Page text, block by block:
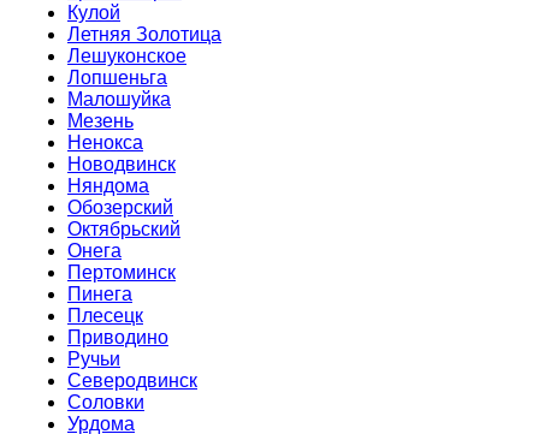
Кулой
Летняя Золотица
Лешуконское
Лопшеньга
Малошуйка
Мезень
Ненокса
Новодвинск
Няндома
Обозерский
Октябрьский
Онега
Пертоминск
Пинега
Плесецк
Приводино
Ручьи
Северодвинск
Соловки
Урдома